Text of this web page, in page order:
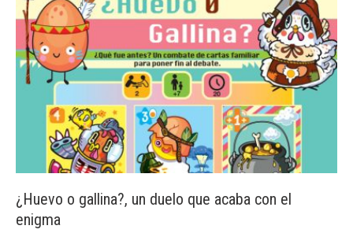
¿Huevo o gallina?, un duelo que acaba con el
enigma